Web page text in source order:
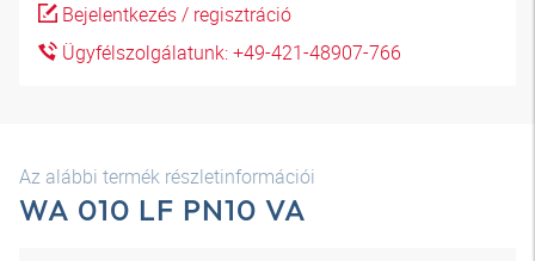
Bejelentkezés / regisztráció
Ügyfélszolgálatunk: +49-421-48907-766
Az alábbi termék részletinformációi
WA 010 LF PN10 VA